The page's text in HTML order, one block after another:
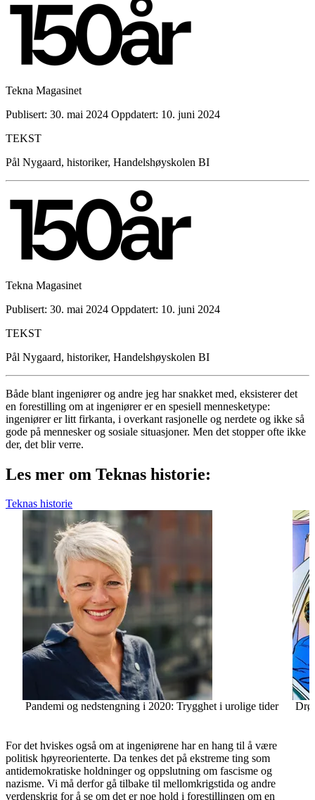
Tekna Magasinet
Publisert: 30. mai 2024 Oppdatert: 10. juni 2024
TEKST
Pål Nygaard, historiker, Handelshøyskolen BI
Tekna Magasinet
Publisert: 30. mai 2024 Oppdatert: 10. juni 2024
TEKST
Pål Nygaard, historiker, Handelshøyskolen BI
Både blant ingeniører og andre jeg har snakket med, eksisterer det
en forestilling om at ingeniører er en spesiell mennesketype:
ingeniører er litt firkanta, i overkant rasjonelle og nerdete og ikke så
gode på mennesker og sosiale situasjoner. Men det stopper ofte ikke
der, det blir verre.
Les mer om Teknas historie:
Teknas historie
Pandemi og nedstengning i 2020: Trygghet i urolige tider
For det hviskes også om at ingeniørene har en hang til å være
politisk høyreorienterte. Da tenkes det på ekstreme ting som
antidemokratiske holdninger og oppslutning om fascisme og
nazisme. Vi må derfor gå tilbake til mellomkrigstida og andre
verdenskrig for å se om det er noe hold i forestillingen om en